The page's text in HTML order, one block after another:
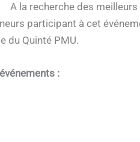
A la recherche des
participant à cet
du Quinté PMU.
: